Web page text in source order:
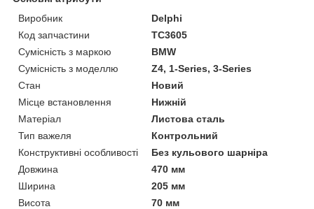
Виробник
Delphi
Код запчастини
TC3605
Сумісність з маркою
BMW
Сумісність з моделлю
Z4, 1-Series, 3-Series
Стан
Новий
Місце встановлення
Нижній
Матеріал
Листова сталь
Тип важеля
Контрольний
Конструктивні особливості
Без кульового шарніра
Довжина
470 мм
Ширина
205 мм
Висота
70 мм